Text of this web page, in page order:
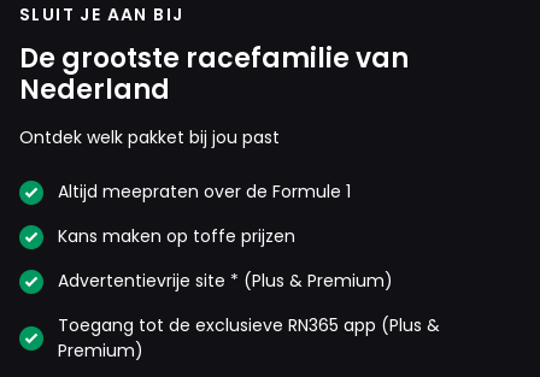
SLUIT JE AAN BIJ
De grootste racefamilie van
Nederland
Ontdek welk pakket bij jou past
Altijd meepraten over de Formule 1
Kans maken op toffe prijzen
Advertentievrije site * (Plus & Premium)
Toegang tot de exclusieve RN365 app (Plus &
Premium)